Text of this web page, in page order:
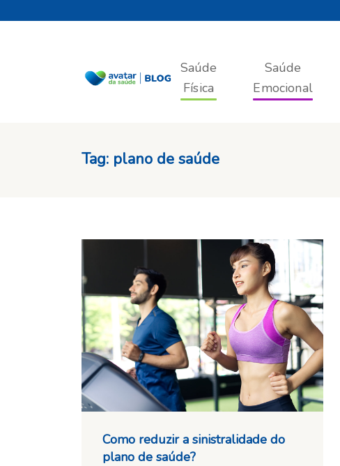
Saúde
Física
Saúde
Emocional
Tag: plano de saúde
Como reduzir a sinistralidade do
plano de saúde?